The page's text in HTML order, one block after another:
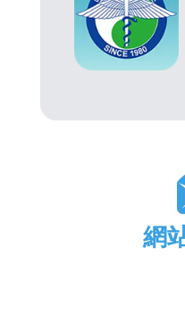
網